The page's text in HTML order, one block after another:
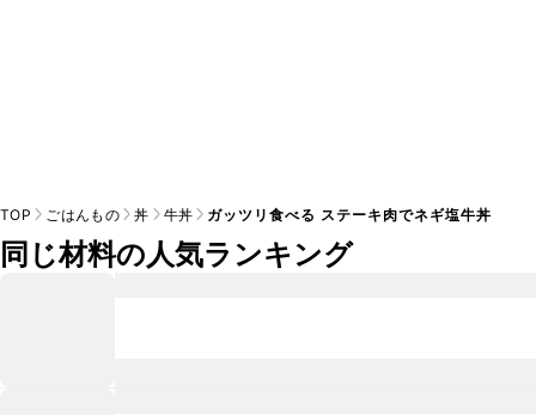
TOP ごはんもの 丼 牛丼 ガッツリ食べる ステーキ肉でネギ塩牛丼
同じ材料の人気ランキング